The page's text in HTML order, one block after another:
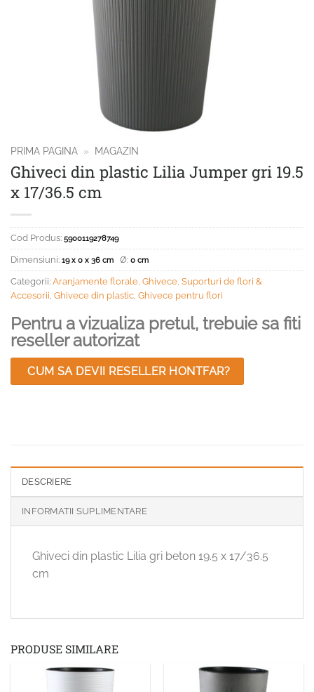
PRIMA PAGINA » MAGAZIN
Ghiveci din plastic Lilia Jumper gri 19.5
x 17/36.5 cm
Cod Produs: 5900119278749
Dimensiuni: 19 x 0 x 36 cm Ø: 0 cm
Categorii: Aranjamente florale, Ghivece, Suporturi de flori &
Accesorii Ghivece din plastic Ghivece pentru flori
Pentru a vizualiza pretul, trebuie sa fiti
reseller autorizat
CUM SA DEVII RESELLER HONTFAR?
DESCRIERE
INFORMATII SUPLIMENTARE
Ghiveci din plastic Lilia gri beton 19.5 x 17/36.5
cm
PRODUSE SIMILARE